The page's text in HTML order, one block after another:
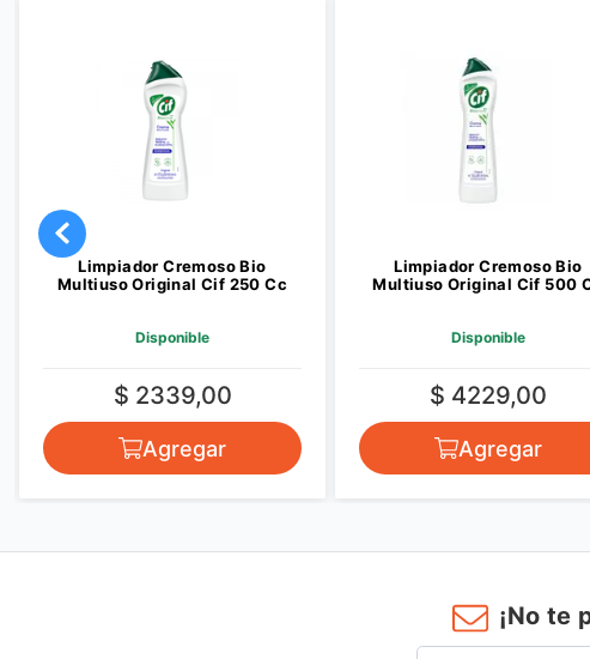
Limpiador Cremoso Bio
Multiuso Original Cif 250 Cc
Disponible
$ 2339,00
Agregar
Limpiador Cremoso Bio
Multiuso Original Cif 500
Disponible
$ 4229,00
Agregar
¡No te